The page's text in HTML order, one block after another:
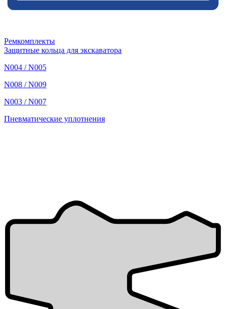
Ремкомплекты
Защитные кольца для экскаватора
N004 / N005
N008 / N009
N003 / N007
Пневматические уплотнения